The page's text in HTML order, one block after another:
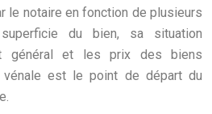
le notaire en fonction de plusieurs
du bien, sa situation
général et les prix des biens
vénale est le point de départ du